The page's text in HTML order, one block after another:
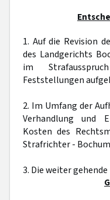
1. Auf die Revision
des Landgerichts
im
Feststellungen
2. Im Umfang der
Verhandlung und
Kosten des
Strafrichter -
3. Die weiter